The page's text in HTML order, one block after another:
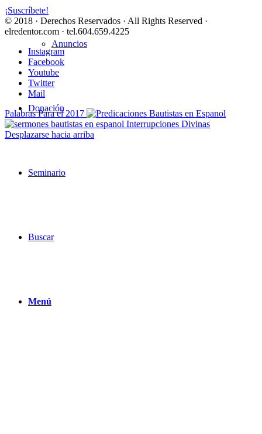
Anuncios
Donación
Seminario
Buscar
Menú
¡Suscríbete!
© 2018 · Derechos Reservados · All Rights Reserved ·
elredentor.com · tel.604.659.4225
Instagram
Facebook
Youtube
Twitter
Mail
Palabras Para el 2017
Interrupciones Divinas
Desplazarse hacia arriba